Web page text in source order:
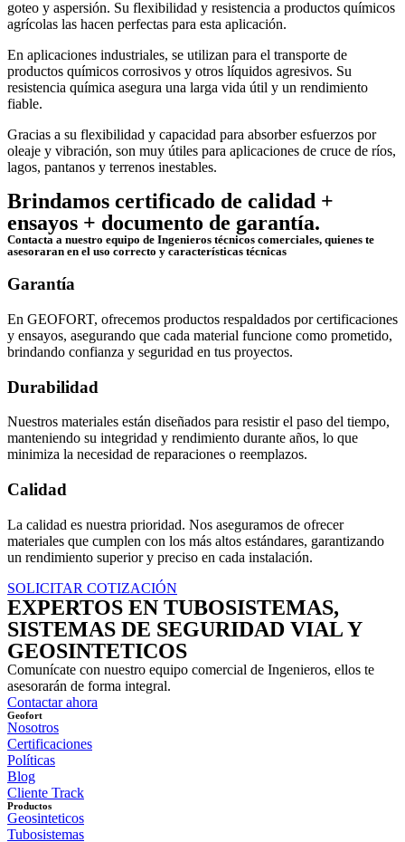
goteo y aspersión. Su flexibilidad y resistencia a productos químicos
agrícolas las hacen perfectas para esta aplicación.
En aplicaciones industriales, se utilizan para el transporte de
productos químicos corrosivos y otros líquidos agresivos. Su
resistencia química asegura una larga vida útil y un rendimiento
fiable.
Gracias a su flexibilidad y capacidad para absorber esfuerzos por
oleaje y vibración, son muy útiles para aplicaciones de cruce de ríos,
lagos, pantanos y terrenos inestables.
Brindamos certificado de calidad +
ensayos + documento de garantía.
Contacta a nuestro equipo de Ingenieros técnicos comerciales, quienes te
asesoraran en el uso correcto y características técnicas
Garantía
En GEOFORT, ofrecemos productos respaldados por certificaciones
y ensayos, asegurando que cada material funcione como prometido,
brindando confianza y seguridad en tus proyectos.
Durabilidad
Nuestros materiales están diseñados para resistir el paso del tiempo,
manteniendo su integridad y rendimiento durante años, lo que
minimiza la necesidad de reparaciones o reemplazos.
Calidad
La calidad es nuestra prioridad. Nos aseguramos de ofrecer
materiales que cumplen con los más altos estándares, garantizando
un rendimiento superior y preciso en cada instalación.
SOLICITAR COTIZACIÓN
EXPERTOS EN TUBOSISTEMAS,
SISTEMAS DE SEGURIDAD VIAL Y
GEOSINTETICOS
Comunícate con nuestro equipo comercial de Ingenieros, ellos te
asesorarán de forma integral.
Contactar ahora
Geofort
Nosotros
Certificaciones
Políticas
Blog
Cliente Track
Productos
Geosinteticos
Tubosistemas